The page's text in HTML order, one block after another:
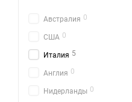
Австралия 0
США 0
Италия 5
Англия 0
Нидерланды 0